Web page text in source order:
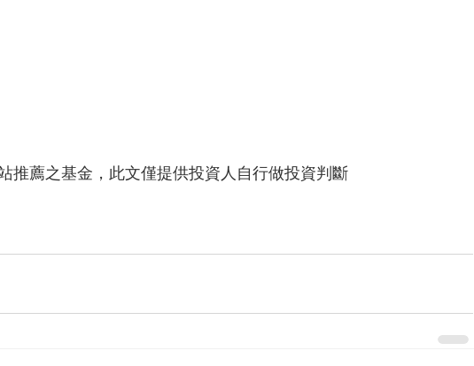
推薦之基金，此文僅提供投資人自行做投資判斷